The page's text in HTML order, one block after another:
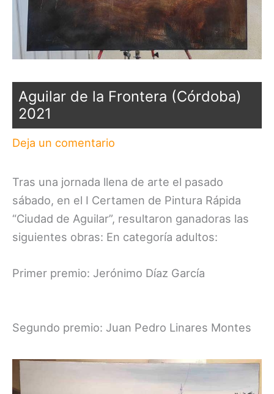
Aguilar de la Frontera (Córdoba)
2021
Deja un comentario
Tras una jornada llena de arte el pasado
sábado, en el I Certamen de Pintura Rápida
“Ciudad de Aguilar”, resultaron ganadoras las
siguientes obras: En categoría adultos:
Primer premio: Jerónimo Díaz García
Segundo premio: Juan Pedro Linares Montes